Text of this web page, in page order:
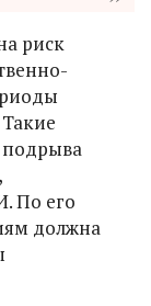
риск
подрыва
По его
должна